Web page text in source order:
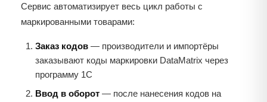
Сервис автоматизирует весь цикл работы с
маркированными товарами:
Заказ кодов — производители и импортёры
заказывают коды маркировки DataMatrix через
программу 1С
Ввод в оборот — после нанесения кодов на